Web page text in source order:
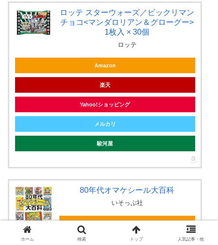
ロッテ スターウォーズ／ビックリマン
チョコ<マンダロリアン＆グローグー>
1枚入 × 30個
ロッテ
Amazon
楽天
Yahoo!ショッピング
メルカリ
駿河屋
80年代オマケシール大百科
いそっぷ社
ホーム 検索 トップ 人気記事・他